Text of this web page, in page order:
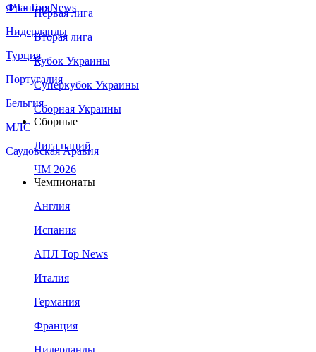
Франция
Нидерланды
Турция
Португалия
Бельгия
МЛС
Саудовская Аравия
ЛЧ - Top News
Первая лига
Вторая лига
Кубок Украины
Суперкубок Украины
Сборная Украины
Сборные
Лига наций
ЧМ 2026
Чемпионаты
Англия
Испания
АПЛ Top News
Италия
Германия
Франция
Нидерланды